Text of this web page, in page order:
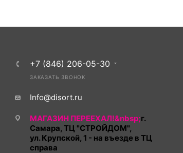
+7 (846) 206-05-30
ЗАКАЗАТЬ ЗВОНОК
Info@disort.ru
МАГАЗИН ПЕРЕЕХАЛ!&nbsp;г.
Самара, ТЦ "СТРОЙДОМ",
ул. Крупской, 1 - на въезде в ТЦ
справа